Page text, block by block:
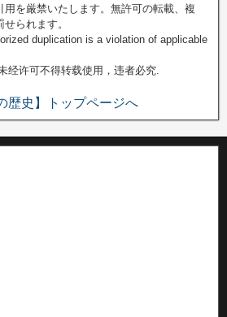
用を厳禁いたします。無許可の転載、複
られます。
duplication is a violation of applicable
经许可不得转载使用，违者必究.
歴史】トップページへ